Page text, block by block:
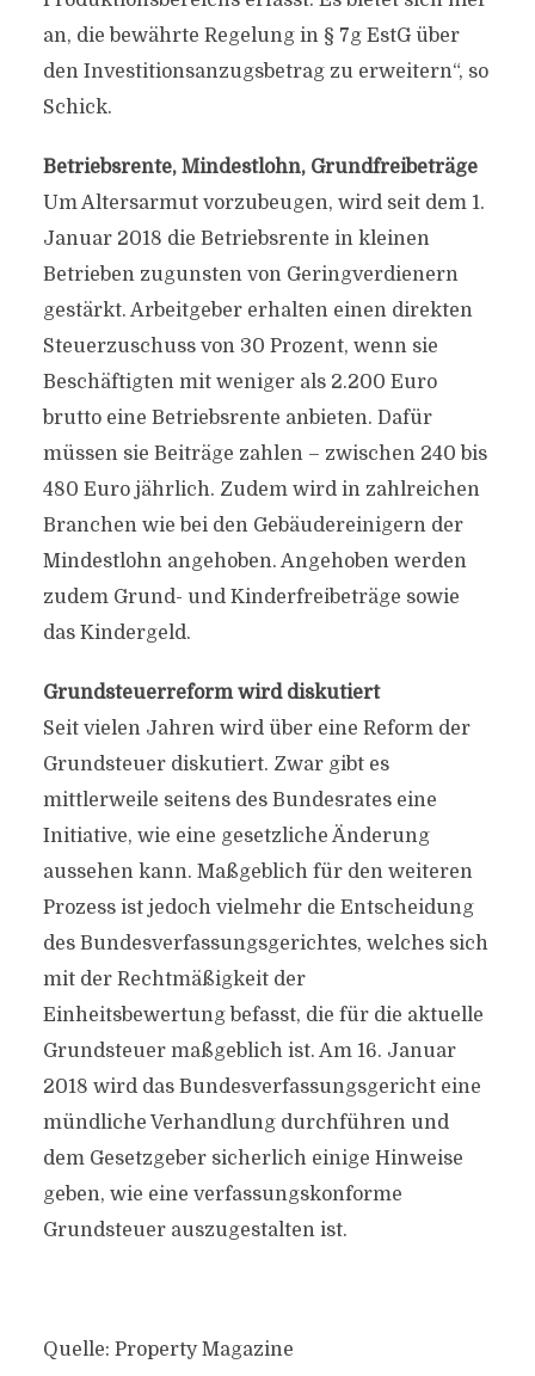
an, die bewährte Regelung in § 7g EstG über
den Investitionsanzugsbetrag zu erweitern“, so
Schick.
Betriebsrente, Mindestlohn, Grundfreibeträge
Um Altersarmut vorzubeugen, wird seit dem 1.
Januar 2018 die Betriebsrente in kleinen
Betrieben zugunsten von Geringverdienern
gestärkt. Arbeitgeber erhalten einen direkten
Steuerzuschuss von 30 Prozent, wenn sie
Beschäftigten mit weniger als 2.200 Euro
brutto eine Betriebsrente anbieten. Dafür
müssen sie Beiträge zahlen – zwischen 240 bis
480 Euro jährlich. Zudem wird in zahlreichen
Branchen wie bei den Gebäudereinigern der
Mindestlohn angehoben. Angehoben werden
zudem Grund- und Kinderfreibeträge sowie
das Kindergeld.
Grundsteuerreform wird diskutiert
Seit vielen Jahren wird über eine Reform der
Grundsteuer diskutiert. Zwar gibt es
mittlerweile seitens des Bundesrates eine
Initiative, wie eine gesetzliche Änderung
aussehen kann. Maßgeblich für den weiteren
Prozess ist jedoch vielmehr die Entscheidung
des Bundesverfassungsgerichtes, welches sich
mit der Rechtmäßigkeit der
Einheitsbewertung befasst, die für die aktuelle
Grundsteuer maßgeblich ist. Am 16. Januar
2018 wird das Bundesverfassungsgericht eine
mündliche Verhandlung durchführen und
dem Gesetzgeber sicherlich einige Hinweise
geben, wie eine verfassungskonforme
Grundsteuer auszugestalten ist.
Quelle: Property Magazine